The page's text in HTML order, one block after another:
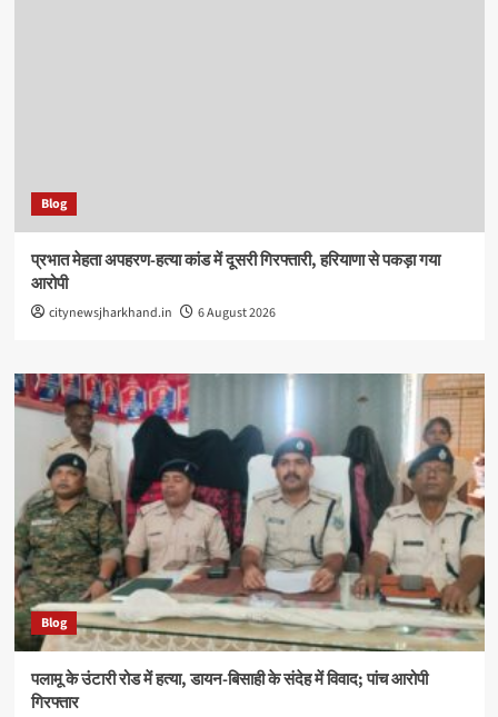
Blog
प्रभात मेहता अपहरण-हत्या कांड में दूसरी गिरफ्तारी, हरियाणा से पकड़ा गया
आरोपी
citynewsjharkhand.in 6 August 2026
Blog
पलामू के उंटारी रोड में हत्या, डायन-बिसाही के संदेह में विवाद; पांच आरोपी
गिरफ्तार